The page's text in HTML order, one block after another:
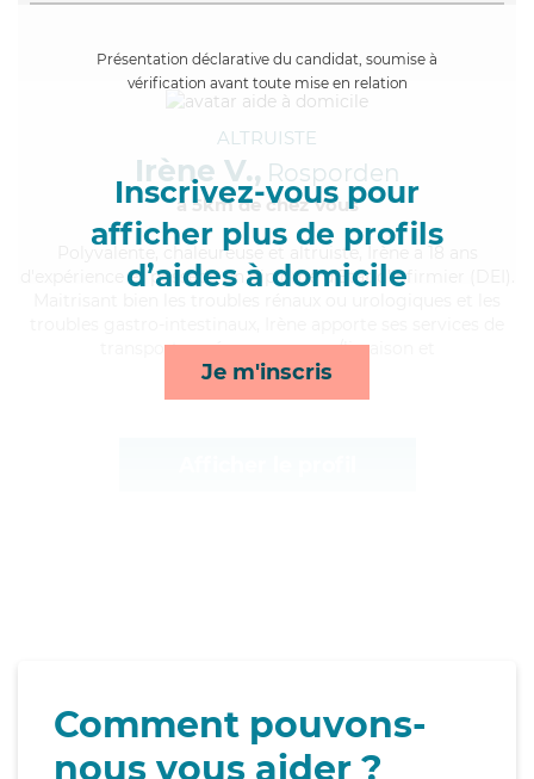
Présentation déclarative du candidat, soumise à
vérification avant toute mise en relation
Inscrivez-vous pour
afficher plus de profils
d’aides à domicile
Je m'inscris
ALTRUISTE
Irène V., Rosporden
à 5km de chez Vous
, chaleureuse et altruiste, Irène a 18 ans
d'expérience et possède un diplôme d'Etat d'infirmier (DEI).
transports, ménage, courses/livraison et
surveillance de nuit*
Comment pouvons-
nous vous aider ?